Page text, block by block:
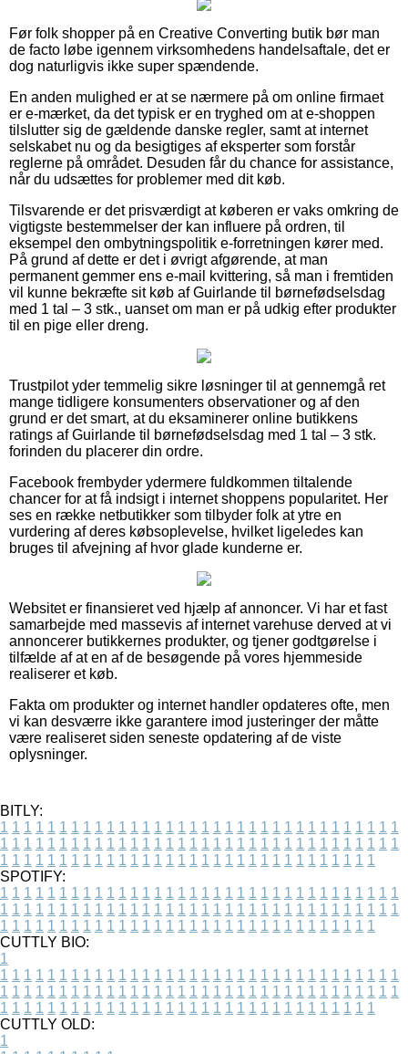
Før folk shopper på en Creative Converting butik bør man
de facto løbe igennem virksomhedens handelsaftale, det er
dog naturligvis ikke super spændende.
En anden mulighed er at se nærmere på om online firmaet
er e-mærket, da det typisk er en tryghed om at e-shoppen
tilslutter sig de gældende danske regler, samt at internet
selskabet nu og da besigtiges af eksperter som forstår
reglerne på området. Desuden får du chance for assistance,
når du udsættes for problemer med dit køb.
Tilsvarende er det prisværdigt at køberen er vaks omkring de
vigtigste bestemmelser der kan influere på ordren, til
eksempel den ombytningspolitik e-forretningen kører med.
På grund af dette er det i øvrigt afgørende, at man
permanent gemmer ens e-mail kvittering, så man i fremtiden
vil kunne bekræfte sit køb af Guirlande til børnefødselsdag
med 1 tal – 3 stk., uanset om man er på udkig efter produkter
til en pige eller dreng.
Trustpilot yder temmelig sikre løsninger til at gennemgå ret
mange tidligere konsumenters observationer og af den
grund er det smart, at du eksaminerer online butikkens
ratings af Guirlande til børnefødselsdag med 1 tal – 3 stk.
forinden du placerer din ordre.
Facebook frembyder ydermere fuldkommen tiltalende
chancer for at få indsigt i internet shoppens popularitet. Her
ses en række netbutikker som tilbyder folk at ytre en
vurdering af deres købsoplevelse, hvilket ligeledes kan
bruges til afvejning af hvor glade kunderne er.
Websitet er finansieret ved hjælp af annoncer. Vi har et fast
samarbejde med massevis af internet varehuse derved at vi
annoncerer butikkernes produkter, og tjener godtgørelse i
tilfælde af at en af de besøgende på vores hjemmeside
realiserer et køb.
Fakta om produkter og internet handler opdateres ofte, men
vi kan desværre ikke garantere imod justeringer der måtte
være realiseret siden seneste opdatering af de viste
oplysninger.
BITLY:
1 1 1 1 1 1 1 1 1 1 1 1 1 1 1 1 1 1 1 1 1 1 1 1 1 1 1 1 1 1 1 1 1 1
1 1 1 1 1 1 1 1 1 1 1 1 1 1 1 1 1 1 1 1 1 1 1 1 1 1 1 1 1 1 1 1 1 1
1 1 1 1 1 1 1 1 1 1 1 1 1 1 1 1 1 1 1 1 1 1 1 1 1 1 1 1 1 1 1 1
SPOTIFY:
1 1 1 1 1 1 1 1 1 1 1 1 1 1 1 1 1 1 1 1 1 1 1 1 1 1 1 1 1 1 1 1 1 1
1 1 1 1 1 1 1 1 1 1 1 1 1 1 1 1 1 1 1 1 1 1 1 1 1 1 1 1 1 1 1 1 1 1
1 1 1 1 1 1 1 1 1 1 1 1 1 1 1 1 1 1 1 1 1 1 1 1 1 1 1 1 1 1 1 1
CUTTLY BIO:
1
1 1 1 1 1 1 1 1 1 1 1 1 1 1 1 1 1 1 1 1 1 1 1 1 1 1 1 1 1 1 1 1 1 1
1 1 1 1 1 1 1 1 1 1 1 1 1 1 1 1 1 1 1 1 1 1 1 1 1 1 1 1 1 1 1 1 1 1
1 1 1 1 1 1 1 1 1 1 1 1 1 1 1 1 1 1 1 1 1 1 1 1 1 1 1 1 1 1 1 1
CUTTLY OLD:
1